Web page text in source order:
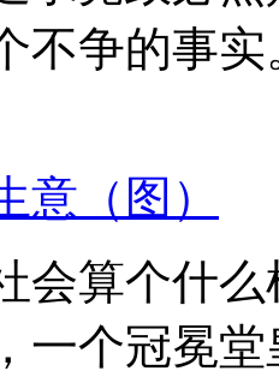
不争的事实
意（图）
会算个什
一个冠冕